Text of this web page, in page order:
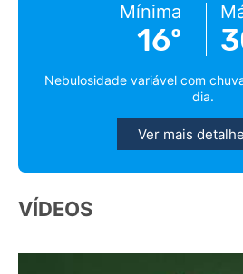
Mínima
16º
Nebulosidade variável com
dia.
Ver mais
VÍDEOS